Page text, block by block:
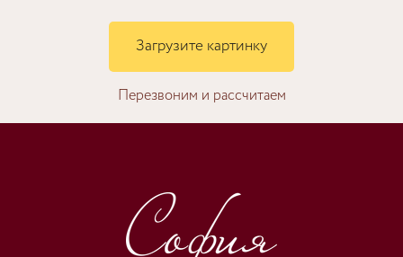
Загрузите картинку
Перезвоним и рассчитаем